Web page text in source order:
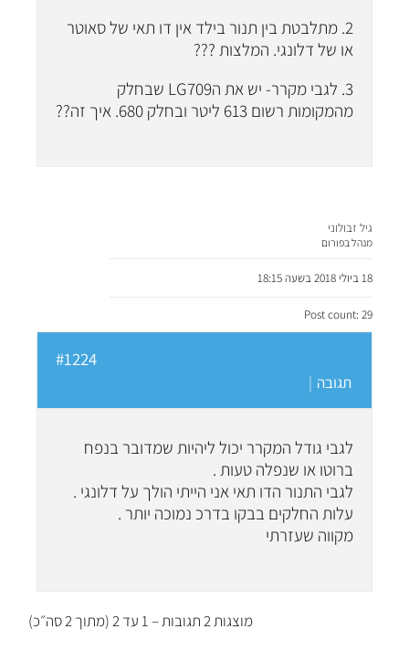
2. מתלבטת בין תנור בילד אין דו תאי של סאוטר
או של דלונגי. המלצות ???
3. לגבי מקרר- יש את הLG709 שבחלק
מהמקומות רשום 613 ליטר ובחלק 680. איך זה??
גיל זבולוני
מנהל בפורום
18 ביולי 2018 בשעה 18:15
Post count: 29
#1224
תגובה |
לגבי גודל המקרר יכול ליהיות שמדובר בנפח
ברוטו או שנפלה טעות .
לגבי התנור הדו תאי אני הייתי הולך על דלונגי .
עלות החלקים בבקו בדרכ נמוכה יותר .
מקווה שעזרתי
מוצגות 2 תגובות – 1 עד 2 (מתוך 2 סה״כ)